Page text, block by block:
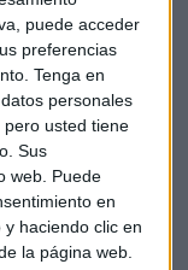
puede acceder
preferencias
Tenga en
personales
usted tiene
Sus
web. Puede
en
haciendo clic en
la página web.
que se replantee
a 17.500
de
antecedentes
clínico se